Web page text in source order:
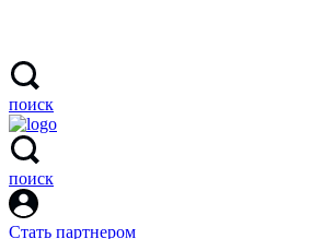
поиск
поиск
Стать партнером